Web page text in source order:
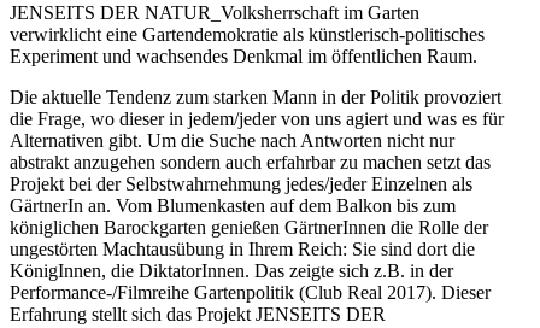
JENSEITS DER NATUR_Volksherrschaft im Garten
verwirklicht eine Gartendemokratie als künstlerisch-politisches
Experiment und wachsendes Denkmal im öffentlichen Raum.
Die aktuelle Tendenz zum starken Mann in der Politik provoziert
die Frage, wo dieser in jedem/jeder von uns agiert und was es für
Alternativen gibt. Um die Suche nach Antworten nicht nur
abstrakt anzugehen sondern auch erfahrbar zu machen setzt das
Projekt bei der Selbstwahrnehmung jedes/jeder Einzelnen als
GärtnerIn an. Vom Blumenkasten auf dem Balkon bis zum
königlichen Barockgarten genießen GärtnerInnen die Rolle der
ungestörten Machtausübung in Ihrem Reich: Sie sind dort die
KönigInnen, die DiktatorInnen. Das zeigte sich z.B. in der
Performance-/Filmreihe Gartenpolitik (Club Real 2017). Dieser
Erfahrung stellt sich das Projekt JENSEITS DER